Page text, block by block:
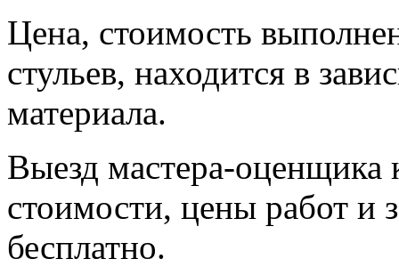
Цена, стоимость
стульев, находится в
материала.
Выезд мастера-оценщика
стоимости, цены работ и
бесплатно.